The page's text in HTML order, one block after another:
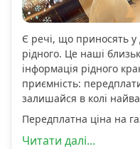
Є речі, що приносять у
рідного. Це наші
інформація рідного
приємність:
залишайся в колі
Передплатна ціна на
Читати далі...